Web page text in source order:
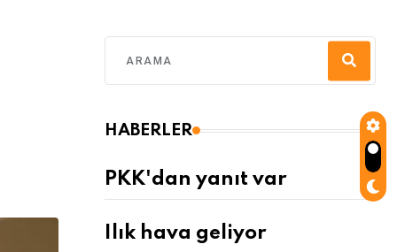
HABERLER
PKK'dan yanıt var
Ilık hava geliyor